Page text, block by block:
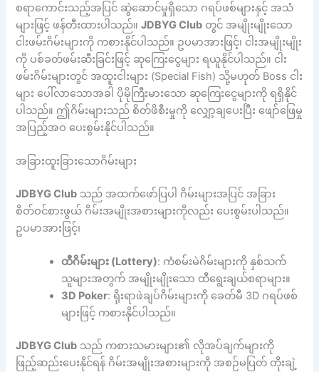
စရာကောင်းသည့်အပြင် ဆွဲဆောင်မှုရှိသော ဂရပ်ဖစ်များနှင့် အသံ
များဖြင့် ဖန်တီးထားပါသည်။JDBYG Club တွင် အမျိုးမျိုးသော
ငါးဖမ်းဂိမ်းများကို ကစားနိုင်ပါသည်။ ဥပမာအားဖြင့်၊ ငါးအမျိုးမျိုး
ကို ပစ်ခတ်ဖမ်းဆီးခြင်းဖြင့် ဆုကြေးငွေများ ရယူနိုင်ပါသည်။ ငါး
ဖမ်းဂိမ်းများတွင် အထူးငါးများ (Special Fish) သို့မဟုတ် Boss ငါး
များ ပေါ်လာသောအခါ ပိုမိုကြီးမားသော ဆုကြေးငွေများကို ရရှိနိုင်
ပါသည်။ ဤဂိမ်းများသည် စိတ်ဖိစီးမှုကို လျှော့ချပေးပြီး ဖျော်ဖြေမှု
အပြည့်အဝ ပေးစွမ်းနိုင်ပါသည်။
အခြားထူးခြားသောဂိမ်းများ
JDBYG Club သည် အထက်ဖော်ပြပါ ဂိမ်းများအပြင် အခြား
စိတ်ဝင်စားဖွယ် ဂိမ်းအမျိုးအစားများကိုလည်း ပေးစွမ်းပါသည်။
ဥပမာအားဖြင့်၊
ထီဂိမ်းများ (Lottery): ကံစမ်းမဲဂိမ်းများကို နှစ်သက်
သူများအတွက် အမျိုးမျိုးသော ထီရွေးချယ်စရာများ။
3D Poker: ရိုးရာဖဲချပ်ဂိမ်းများကို ခေတ်မီ 3D ဂရပ်ဖစ်
များဖြင့် ကစားနိုင်ပါသည်။
JDBYG Club သည် ကစားသမားများ၏ လိုအပ်ချက်များကို
ဖြည့်ဆည်းပေးနိုင်ရန် ဂိမ်းအမျိုးအစားများကို အစဉ်မပြတ် တိုးချဲ့